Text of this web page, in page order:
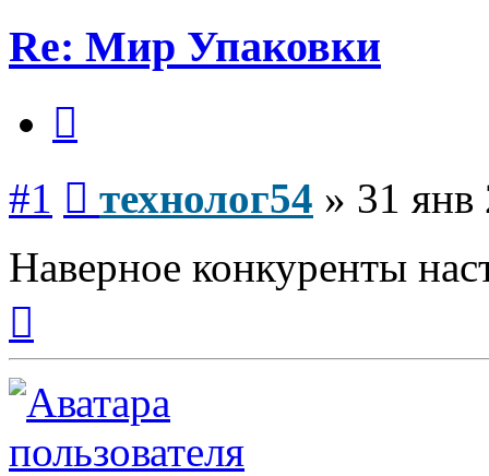
Re: Мир Упаковки
#1 технолог54 » 31 янв
Наверное конкуренты
началу